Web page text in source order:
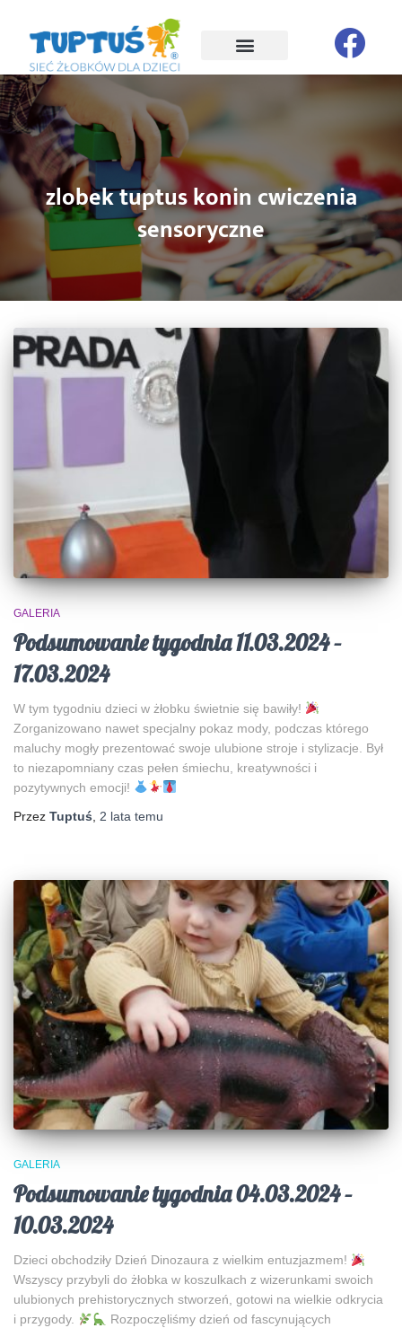
zlobek tuptus konin cwiczenia
sensoryczne
GALERIA
Podsumowanie tygodnia 11.03.2024 –
17.03.2024
W tym tygodniu dzieci w żłobku świetnie się bawiły!
Zorganizowano nawet specjalny pokaz mody, podczas którego
maluchy mogły prezentować swoje ulubione stroje i stylizacje. Był
to niezapomniany czas pełen śmiechu, kreatywności i
pozytywnych emocji!
Przez Tuptuś 2 lata temu
GALERIA
Podsumowanie tygodnia 04.03.2024 –
10.03.2024
Dzieci obchodziły Dzień Dinozaura z wielkim entuzjazmem!
Wszyscy przybyli do żłobka w koszulkach z wizerunkami swoich
ulubionych prehistorycznych stworzeń, gotowi na wielkie odkrycia
i przygody.
Rozpoczęliśmy dzień od fascynujących